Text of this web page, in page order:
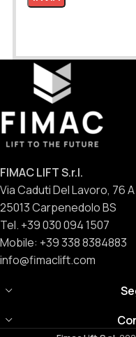
FIMAC LIFT S.r.l.
Via Caduti Del Lavoro, 76 A
25013 Carpenedolo BS
Tel. +39 030 094 1507
Mobile: +39 338 8384883
info@fimaclift.com